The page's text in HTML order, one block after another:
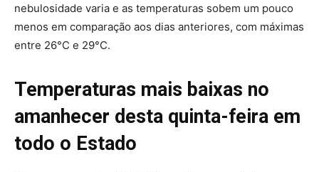
nebulosidade varia e as temperaturas sobem um pouco
menos em comparação aos dias anteriores, com máximas
entre 26°C e 29°C.
Temperaturas mais baixas no
amanhecer desta quinta-feira em
todo o Estado